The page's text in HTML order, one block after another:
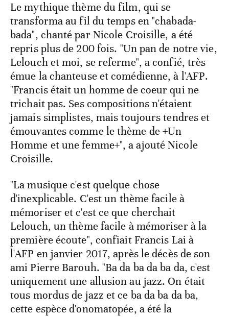
Le mythique thème du film, qui se
transforma au fil du temps en "chabada-
bada", chanté par Nicole Croisille, a été
repris plus de 200 fois. "Un pan de notre vie,
Lelouch et moi, se referme", a confié, très
émue la chanteuse et comédienne, à l'AFP.
"Francis était un homme de coeur qui ne
trichait pas. Ses compositions n'étaient
jamais simplistes, mais toujours tendres et
émouvantes comme le thème de +Un
Homme et une femme+", a ajouté Nicole
Croisille.
"La musique c'est quelque chose
d'inexplicable. C'est un thème facile à
mémoriser et c'est ce que cherchait
Lelouch, un thème facile à mémoriser à la
première écoute", confiait Francis Lai à
l'AFP en janvier 2017, après le décès de son
ami Pierre Barouh. "Ba da ba da ba da, c'est
uniquement une allusion au jazz. On était
tous mordus de jazz et ce ba da ba da ba,
cette espèce d'onomatopée, a été la